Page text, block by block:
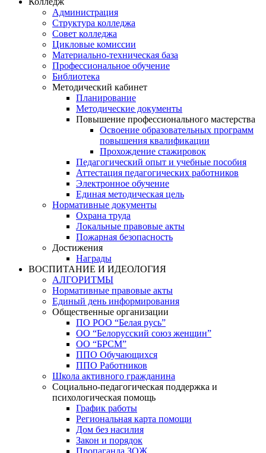
Администрация
Структура колледжа
Совет колледжа
Цикловые комиссии
Материально-техническая база
Профессиональное обучение
Библиотека
Методический кабинет
Планирование
Методические документы
Повышение профессионального мастерства
Освоение образовательных программ
повышения квалификации
Прохождение стажировок
Педагогический опыт и учебные пособия
Аттестация педагогических работников
Электронное обучение
Единая методическая цель
Нормативные документы
Охрана труда
Локальные правовые акты
Пожарная безопасность
Достижения
Награды
ВОСПИТАНИЕ И ИДЕОЛОГИЯ
АЛГОРИТМЫ
Нормативные правовые акты
Единый день информирования
Общественные организации
ПО РОО “Белая русь”
ОО “Белорусский союз женщин”
ОО “БРСМ”
ППО Обучающихся
ППО Работников
Школа активного гражданина
Социально-педагогическая поддержка и
психологическая помощь
График работы
Региональная карта помощи
Дом без насилия
Закон и порядок
Пропаганда ЗОЖ